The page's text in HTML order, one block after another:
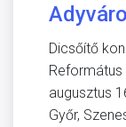
Dicsőítő
Református
augusztus
Győr,